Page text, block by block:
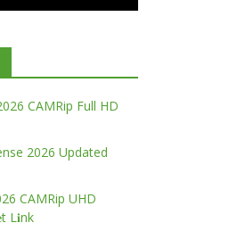
CAMRip Full HD
2026 Updated
CAMRip UHD
L𝐢nk